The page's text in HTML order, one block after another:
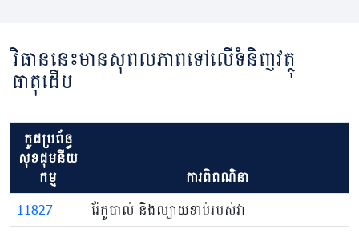
វិធាននេះមានសុពលភាពទៅលើទំនិញវត្ថុ
ធាតុដើម
កូដប្រព័ន្ធ
សុខដុមនីយ
កម្ម
ការពិពណ៌នា
11827 រ៉ែកូបាល់ និងល្បាយខាប់របស់វា